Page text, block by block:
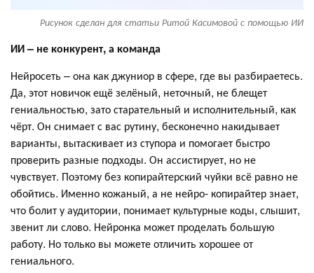
Рисунок сделан для статьи Ритой Касимовой с помощью ИИ
ИИ – не конкурент, а команда
Нейросеть – она как джуниор в сфере, где вы разбираетесь.
Да, этот новичок ещё зелёный, неточный, не блещет
гениальностью, зато старательный и исполнительный, как
чёрт. Он снимает с вас рутину, бесконечно накидывает
варианты, вытаскивает из ступора и помогает быстро
проверить разные подходы. Он ассистирует, но не
чувствует. Поэтому без копирайтерский чуйки всё равно не
обойтись. Именно кожаный, а не нейро- копирайтер знает,
что болит у аудитории, понимает культурные коды, слышит,
звенит ли слово. Нейронка может проделать большую
работу. Но только вы можете отличить хорошее от
гениального.